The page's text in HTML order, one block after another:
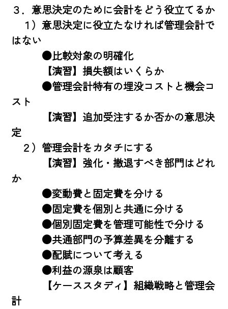
３．意思決定のために会計をどう役立てるか
１）意思決定に役立たなければ管理会計で
はない
●比較対象の明確化
【演習】損失額はいくらか
●管理会計特有の埋没コストと機会コ
スト
【演習】追加受注するか否かの意思決
定
２）管理会計をカタチにする
【演習】強化・撤退すべき部門はどれ
か
●変動費と固定費を分ける
●固定費を個別と共通に分ける
●個別固定費を管理可能性で分ける
●共通部門の予算差異を分離する
●配賦について考える
●利益の源泉は顧客
【ケーススタディ】組織戦略と管理会
計